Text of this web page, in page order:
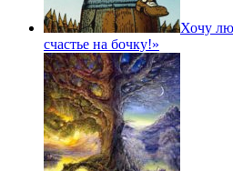
Хочу
счастье на бочку!»